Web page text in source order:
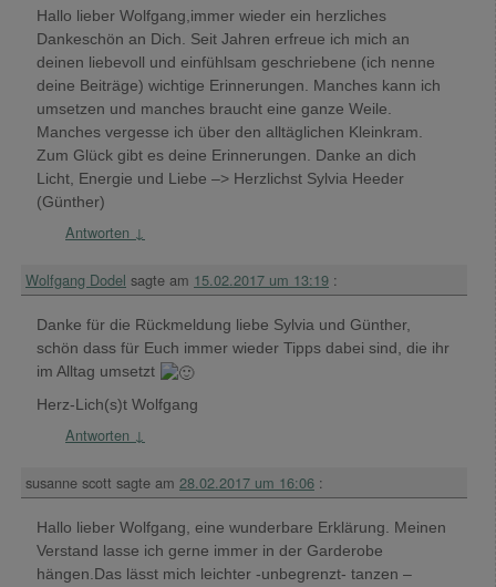
Hallo lieber Wolfgang,immer wieder ein herzliches
Dankeschön an Dich. Seit Jahren erfreue ich mich an
deinen liebevoll und einfühlsam geschriebene (ich nenne
deine Beiträge) wichtige Erinnerungen. Manches kann ich
umsetzen und manches braucht eine ganze Weile.
Manches vergesse ich über den alltäglichen Kleinkram.
Zum Glück gibt es deine Erinnerungen. Danke an dich
Licht, Energie und Liebe –> Herzlichst Sylvia Heeder
(Günther)
Antworten ↓
Wolfgang Dodel sagte am 15.02.2017 um 13:19 :
Danke für die Rückmeldung liebe Sylvia und Günther,
schön dass für Euch immer wieder Tipps dabei sind, die ihr
im Alltag umsetzt
Herz-Lich(s)t Wolfgang
Antworten ↓
susanne scott sagte am 28.02.2017 um 16:06 :
Hallo lieber Wolfgang, eine wunderbare Erklärung. Meinen
Verstand lasse ich gerne immer in der Garderobe
hängen.Das lässt mich leichter -unbegrenzt- tanzen –